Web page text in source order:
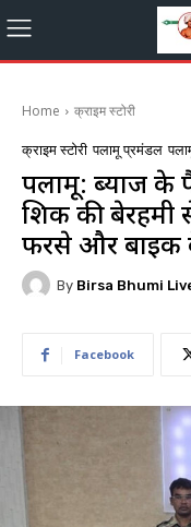
Home क्राइम स्टोरी
क्राइम स्टोरी पलामू प्रमंडल
पलामू: ब्याज के
शिक्षक की
फरसे और बाइक
By Birsa Bhumi
Facebook